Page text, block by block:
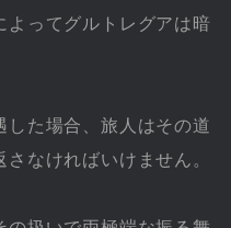
よってグルトレグアは暗
した場合、旅人はその道
なければいけません。